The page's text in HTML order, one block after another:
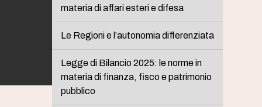
materia di affari esteri e difesa
Le Regioni e l’autonomia differenziata
Legge di Bilancio 2025: le norme in
materia di finanza, fisco e patrimonio
pubblico